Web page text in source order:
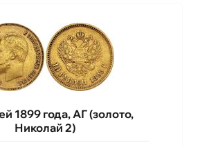
1899 года, АГ (золото,
Николай 2)